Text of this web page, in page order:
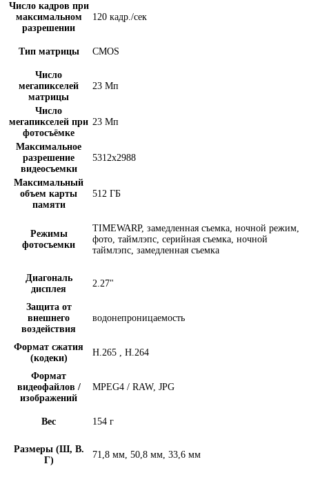
Число кадров при
максимальном
разрешении
120 кадр./сек
Тип матрицы CMOS
Число
мегапикселей
матрицы
23 Мп
Число
мегапикселей при
фотосъёмке
23 Мп
Максимальное
разрешение
видеосъемки
5312х2988
Максимальный
объем карты
памяти
512 ГБ
Режимы
фотосъемки
TIMEWARP, замедленная съемка, ночной режим,
фото, таймлэпс, серийная съемка, ночной
таймлэпс, замедленная съемка
Диагональ
дисплея
2.27"
Защита от
внешнего
воздействия
водонепроницаемость
Формат сжатия
(кодеки)
H.265 , H.264
Формат
видеофайлов /
изображений
MPEG4 / RAW, JPG
Вес 154 г
Размеры (Ш, В.
Г)
71,8 мм, 50,8 мм, 33,6 мм